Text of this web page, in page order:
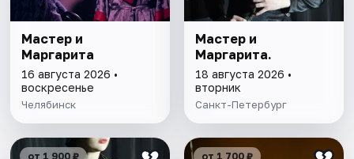
Мастер и
Маргарита
16 августа 2026 •
воскресенье
Челябинск
Мастер и
Маргарита.
18 августа 2026 •
вторник
Санкт-Петербург
от 1 900 ₽ от 1 700 ₽